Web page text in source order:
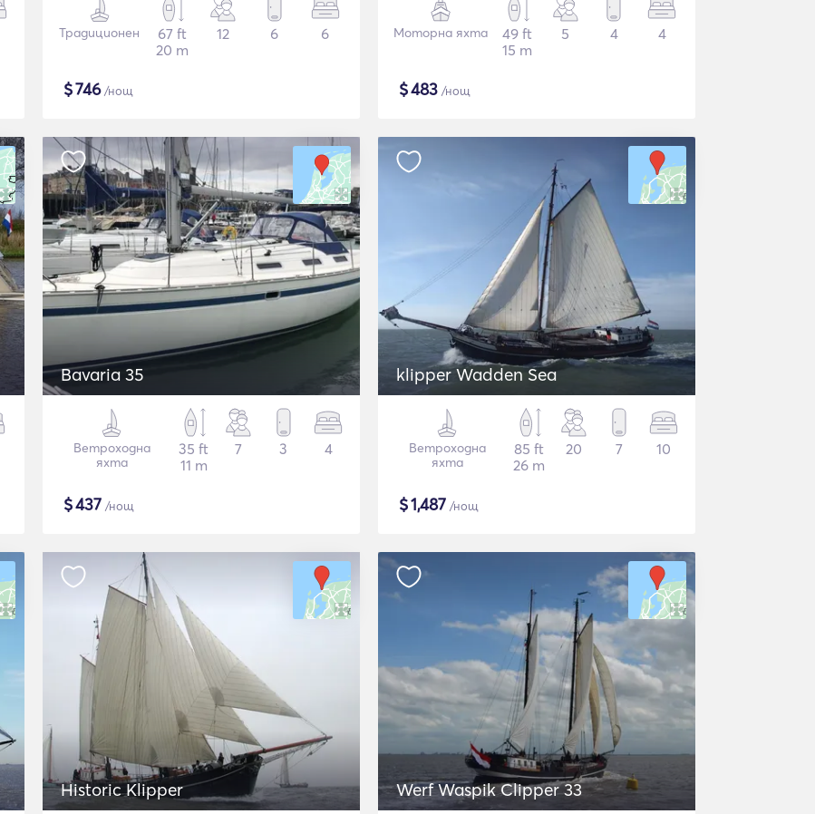
Традиционен
67 ft
20 m
12 6 6
$746/нощ
Моторна яхта
49 ft
15 m
5 4 4
$483 /нощ
Bavaria 35
Ветроходна
яхта
35 ft
11 m
7 3 4
$437 /нощ
klipper Wadden Sea
Ветроходна
яхта
85 ft
26 m
20 7 10
$1,487 /нощ
Historic Klipper Werf Waspik Clipper 33